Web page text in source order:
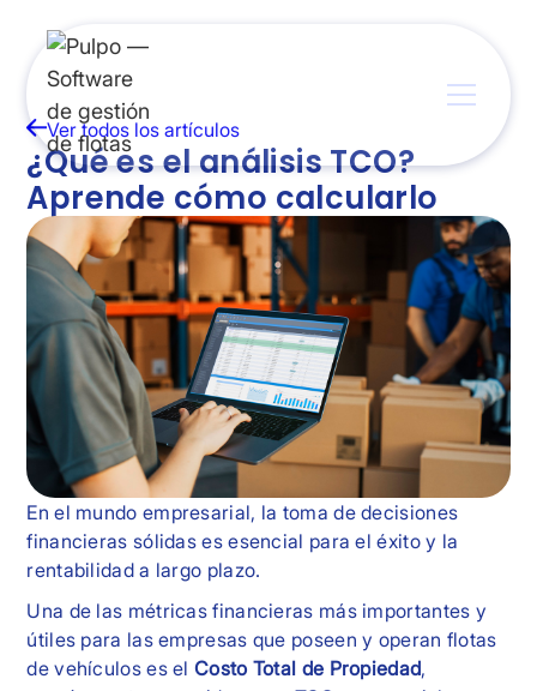
Ver todos los artículos
¿Qué es el análisis TCO?
Aprende cómo calcularlo
En el mundo empresarial, la toma de decisiones
financieras sólidas es esencial para el éxito y la
rentabilidad a largo plazo.
Una de las métricas financieras más importantes y
útiles para las empresas que poseen y operan flotas
de vehículos es elCosto Total de Propiedad,